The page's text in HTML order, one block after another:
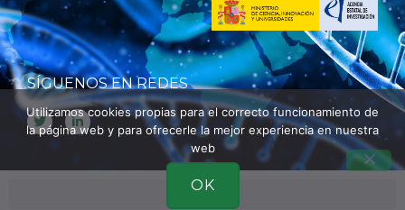
SÍGUENOS EN REDES
Utilizamos cookies propias para el correcto funcionamiento de
la página web y para ofrecerle la mejor experiencia en nuestra
web
OK